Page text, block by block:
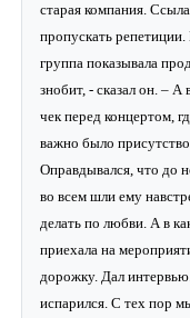
старая компания.
пропускать
группа показывала
знобит, - сказал он. – А
чек перед концертом,
важно было
Оправдывался, что до
во всем шли ему
делать по любви. А в
приехала на
дорожку. Дал
испарился. С тех пор